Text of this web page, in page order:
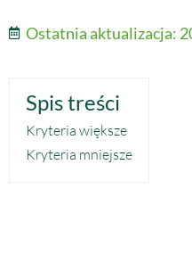
Ostatnia aktualizacja:
Spis treści
Kryteria większe
Kryteria mniejsze